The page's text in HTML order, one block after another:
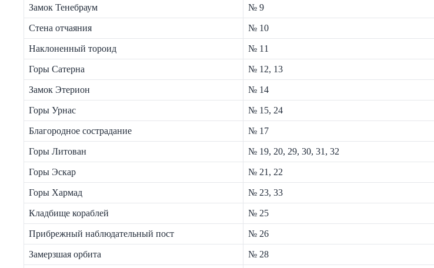
Замок Тенебраум № 9
Стена отчаяния № 10
Наклоненный тороид № 11
Горы Сатерна № 12, 13
Замок Этерион № 14
Горы Урнас № 15, 24
Благородное сострадание № 17
Горы Литован № 19, 20, 29, 30, 31, 32
Горы Эскар № 21, 22
Горы Хармад № 23, 33
Кладбище кораблей № 25
Прибрежный наблюдательный пост № 26
Замерзшая орбита № 28